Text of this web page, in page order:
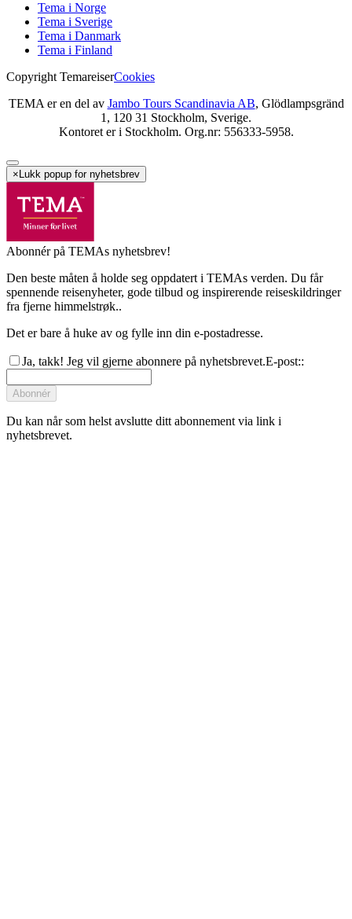
Tema i Norge
Tema i Sverige
Tema i Danmark
Tema i Finland
Copyright TemareiserCookies
TEMA er en del av Jambo Tours Scandinavia AB, Glödlampsgränd
1, 120 31 Stockholm, Sverige.
Kontoret er i Stockholm. Org.nr: 556333-5958.
× Lukk popup for nyhetsbrev
Abonnér på TEMAs nyhetsbrev!
Den beste måten å holde seg oppdatert i TEMAs verden. Du får
spennende reisenyheter, gode tilbud og inspirerende reiseskildringer
fra fjerne himmelstrøk..
Det er bare å huke av og fylle inn din e-postadresse.
Ja, takk! Jeg vil gjerne abonnere på nyhetsbrevet.E-post::
Abonnér
Du kan når som helst avslutte ditt abonnement via link i
nyhetsbrevet.